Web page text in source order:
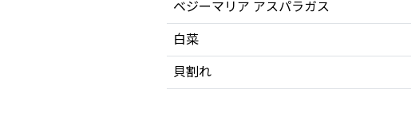
ベジーマリア アスパラガス
白菜
貝割れ